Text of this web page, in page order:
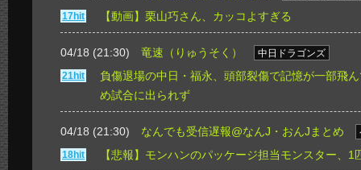
17hit
【動画】栗山巧さん、カッコよすぎる
04/18 (21:30) 竜速（りゅうそく）
中日ドラゴンズ
21hit
負傷退場の中日・福永、頭部裂傷で記憶が一部飛
め試合に出られず
04/18 (21:30) なんでも受信遅報@なんJ・おんJまとめ
18hit
【悲報】モンハンのパッケージ担当モンスター、1